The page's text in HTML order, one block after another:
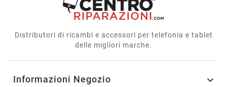
Distributori di ricambi e accessori per telefonia e tablet
delle migliori marche.
Informazioni Negozio 